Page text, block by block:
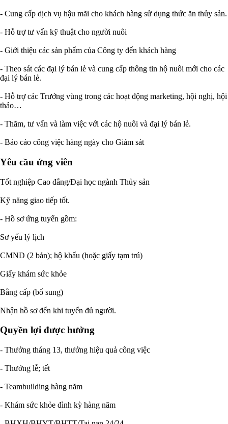
- Cung cấp dịch vụ hậu mãi cho khách hàng sử dụng thức ăn thủy sản.
- Hỗ trợ tư vấn kỹ thuật cho người nuôi
- Giới thiệu các sản phẩm của Công ty đến khách hàng
- Theo sát các đại lý bán lẻ và cung cấp thông tin hộ nuôi mới cho các
đại lý bán lẻ.
- Hỗ trợ các Trưởng vùng trong các hoạt động marketing, hội nghị, hội
thảo…
- Thăm, tư vấn và làm việc với các hộ nuôi và đại lý bán lẻ.
- Báo cáo công việc hàng ngày cho Giám sát
Yêu cầu ứng viên
Tốt nghiệp Cao đẳng/Đại học ngành Thủy sản
Kỹ năng giao tiếp tốt.
- Hồ sơ ứng tuyển gồm:
Sơ yếu lý lịch
CMND (2 bản); hộ khẩu (hoặc giấy tạm trú)
Giấy khám sức khỏe
Bằng cấp (bổ sung)
Nhận hồ sơ đến khi tuyển đủ người.
Quyền lợi được hưởng
- Thưởng tháng 13, thưởng hiệu quả công việc
- Thưởng lễ; tết
- Teambuilding hàng năm
- Khám sức khỏe đình kỳ hàng năm